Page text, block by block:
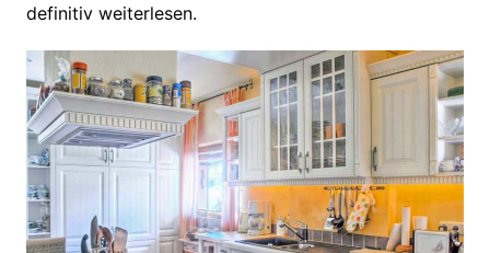
definitiv weiterlesen.